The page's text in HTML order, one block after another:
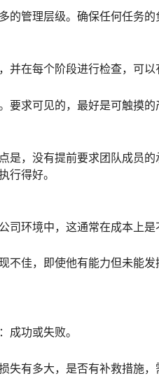
的管理层级。确保任何任务的
并在每个阶段进行检查，可以
要求可见的，最好是可触摸的
是，没有提前要求团队成员
行得好。
司环境中，这通常在成本上是
不佳，即使他有能力但未能
成功或失败。
失有多大，是否有补救措施，